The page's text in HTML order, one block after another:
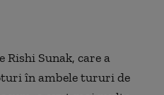
Sunak, care a
în ambele tururi de